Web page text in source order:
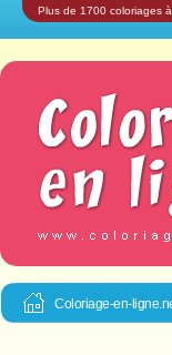
Plus de 1700 coloriages
Coloriage-en-